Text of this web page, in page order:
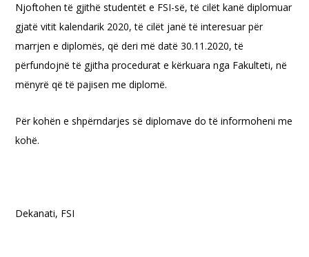
Njoftohen të gjithë studentët e FSI-së, të cilët kanë diplomuar
gjatë vitit kalendarik 2020, të cilët janë të interesuar për
marrjen e diplomës, që deri më datë 30.11.2020, të
përfundojnë të gjitha procedurat e kërkuara nga Fakulteti, në
mënyrë që të pajisen me diplomë.
Për kohën e shpërndarjes së diplomave do të informoheni me
kohë.
Dekanati, FSI